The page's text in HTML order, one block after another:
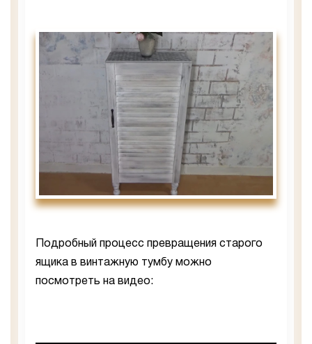
Подробный процесс превращения старого
ящика в винтажную тумбу можно
посмотреть на видео: